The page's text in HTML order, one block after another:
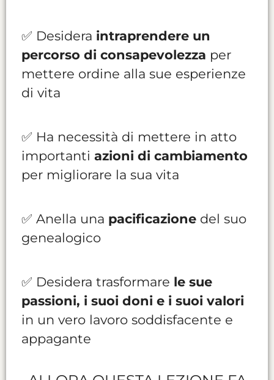
✅ Desidera intraprendere un
percorso di consapevolezza per
mettere ordine alla sue esperienze
di vita
✅ Ha necessità di mettere in atto
importanti azioni di cambiamento
per migliorare la sua vita
✅ Anella una pacificazione del suo
genealogico
✅ Desidera trasformare le sue
passioni, i suoi doni e i suoi valori
in un vero lavoro soddisfacente e
appagante